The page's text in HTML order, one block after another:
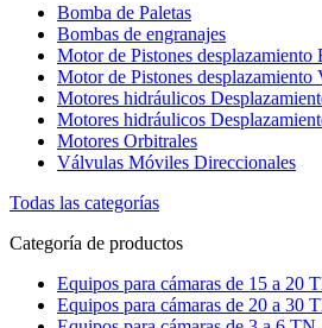
Bomba de Paletas
Bombas de engranajes
Motor de Pistones desplazamiento
Motor de Pistones desplazamiento
Motores hidráulicos
Motores hidráulicos
Motores Orbitrales
Válvulas Móviles Direccionales
Todas las categorías
Categoría de productos
Equipos para cámaras de 15 a 20
Equipos para cámaras de 20 a 30